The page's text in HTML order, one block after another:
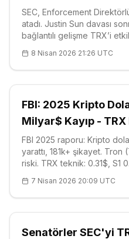
SEC, Enforcement
atadı. Justin Sun davası
bağlantılı gelişme TRX’i
Teknik analiz ve piyasa
8 Nisan 2026 21:26 UTC
FBI: 2025 Kripto
Milyar$ Kayıp - TRX
FBI 2025 raporu: Kripto
yarattı, 181k+ şikayet. Tron
riski. TRX teknik: 0.31$, S1
7 Nisan 2026 20:09 UTC
Senatörler SEC'yi